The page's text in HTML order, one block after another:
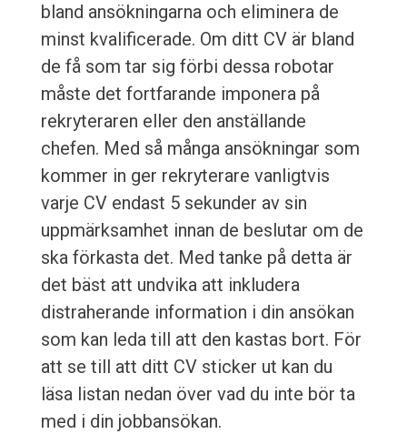
bland ansökningarna och eliminera de
minst kvalificerade. Om ditt CV är bland
de få som tar sig förbi dessa robotar
måste det fortfarande imponera på
rekryteraren eller den anställande
chefen. Med så många ansökningar som
kommer in ger rekryterare vanligtvis
varje CV endast 5 sekunder av sin
uppmärksamhet innan de beslutar om de
ska förkasta det. Med tanke på detta är
det bäst att undvika att inkludera
distraherande information i din ansökan
som kan leda till att den kastas bort. För
att se till att ditt CV sticker ut kan du
läsa listan nedan över vad du inte bör ta
med i din jobbansökan.